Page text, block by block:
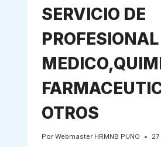
SERVICIO DE
PROFESIONAL
OTROS
Por Webmaster HRMNB PUNO